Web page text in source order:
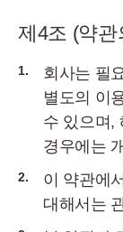
제4조 (약관
1.
회사는 필
별도의 이
수 있으며,
경우에는
2.
이 약관에
대해서는